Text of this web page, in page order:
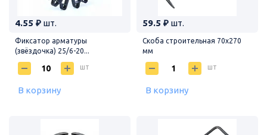
4.55 ₽ шт.
Фиксатор арматуры
(звёздочка) 25/6-20...
шт
В корзину
59.5 ₽ шт.
Скоба строительная 70х270
мм
шт
В корзину